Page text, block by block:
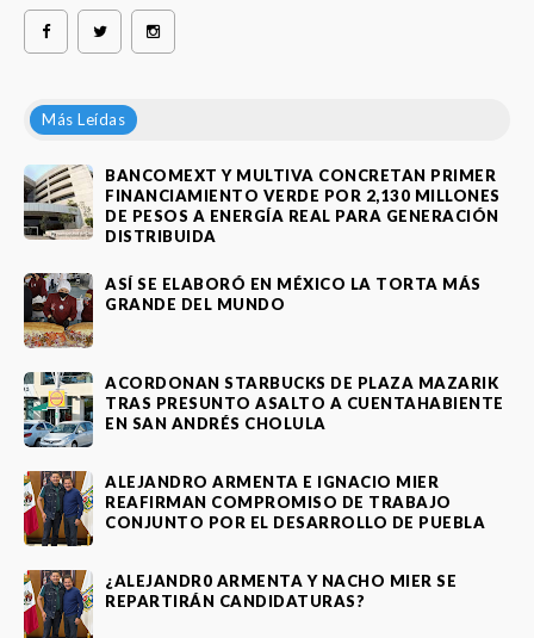
Más Leídas
BANCOMEXT Y MULTIVA CONCRETAN PRIMER
FINANCIAMIENTO VERDE POR 2,130 MILLONES
DE PESOS A ENERGÍA REAL PARA GENERACIÓN
DISTRIBUIDA
ASÍ SE ELABORÓ EN MÉXICO LA TORTA MÁS
GRANDE DEL MUNDO
ACORDONAN STARBUCKS DE PLAZA MAZARIK
TRAS PRESUNTO ASALTO A CUENTAHABIENTE
EN SAN ANDRÉS CHOLULA
ALEJANDRO ARMENTA E IGNACIO MIER
REAFIRMAN COMPROMISO DE TRABAJO
CONJUNTO POR EL DESARROLLO DE PUEBLA
¿ALEJANDR0 ARMENTA Y NACHO MIER SE
REPARTIRÁN CANDIDATURAS?